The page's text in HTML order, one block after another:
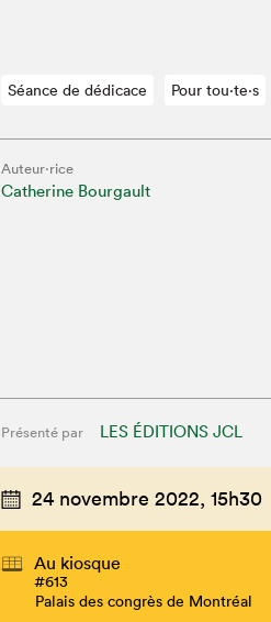
Séance de dédicace Pour tou⋅te⋅s
Auteur·rice
Catherine Bourgault
Présenté par LES ÉDITIONS JCL
24 novembre 2022, 15h30
Au kiosque
#613
Palais des congrès de Montréal